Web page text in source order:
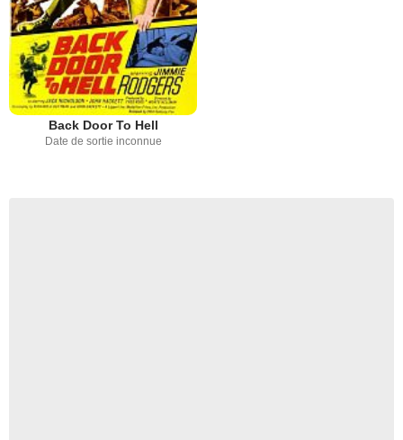
Back Door To Hell
Date de sortie inconnue